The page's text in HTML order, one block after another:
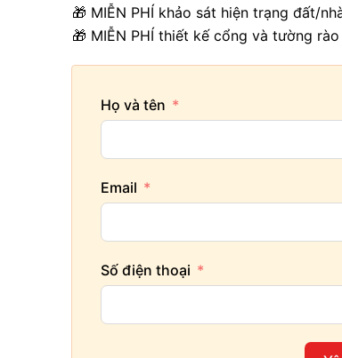
🎁 MIỄN PHÍ khảo sát hiện trạng đất/
🎁 MIỄN PHÍ thiết kế cổng và tường rào
Họ và tên
Email
Số điện thoại